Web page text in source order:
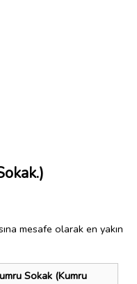
mesafe olarak en yakın
Sokak (Kumru